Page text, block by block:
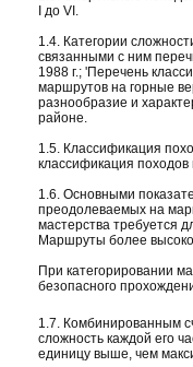
I до VI.
1.4. Категории
связанными с ним
1988 г.; 'Перечень
маршрутов на горные
разнообразие и
районе.
1.5. Классификация
классификация походов
1.6. Основными
преодолеваемых на
мастерства требуется
Маршруты более
При категорировании
безопасного
1.7. Комбинированным
сложность каждой его
единицу выше, чем